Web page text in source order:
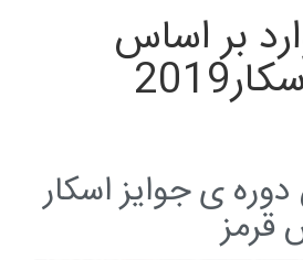
بر اساس
ی جوایز اسکار